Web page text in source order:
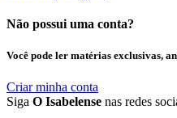
Não possui uma conta?
Você pode ler matérias exclusivas,
Criar minha conta
Siga O Isabelense nas redes